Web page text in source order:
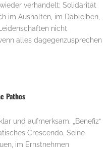
verhandelt: Solidarität
im Aushalten, im Dableiben,
nicht
alles dagegenzusprechen
Pathos
und aufmerksam. „Benefiz“
Crescendo. Seine
im Ernstnehmen